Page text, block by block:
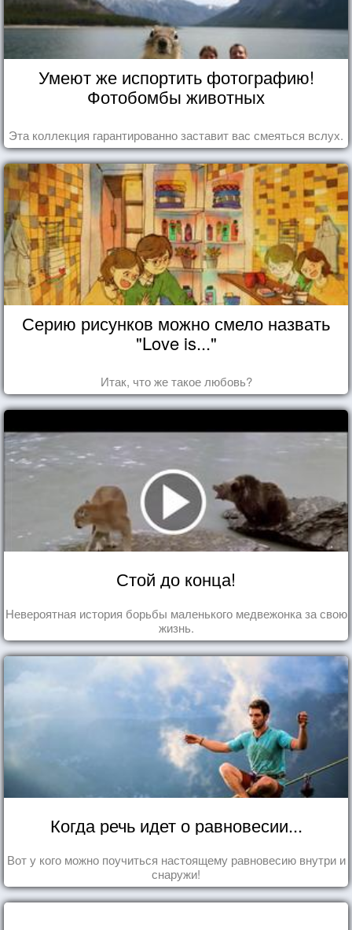
Умеют же испортить фотографию!
Фотобомбы животных
Эта коллекция гарантированно заставит вас смеяться вслух.
Серию рисунков можно смело назвать
"Love is..."
Итак, что же такое любовь?
Стой до конца!
Невероятная история борьбы маленького медвежонка за свою
жизнь.
Когда речь идет о равновесии...
Вот у кого можно поучиться настоящему равновесию внутри и
снаружи!